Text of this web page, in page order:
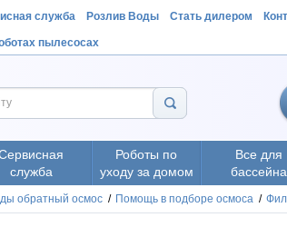
служба Розлив Воды Стать дилером
пылесосах
служба
Роботы по
уходу за домом
Все для
бассейна
обратный осмос / Помощь в подборе осмоса /